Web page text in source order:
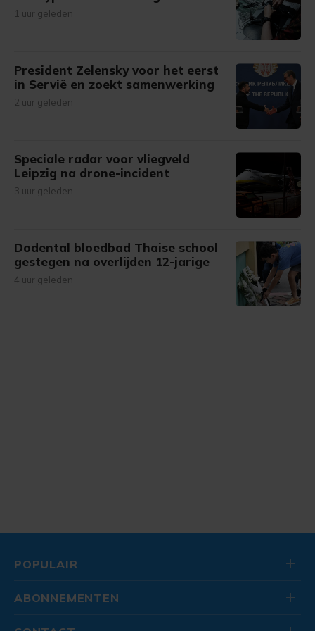
1 uur geleden
President Zelensky voor het eerst
in Servië en zoekt samenwerking
2 uur geleden
Speciale radar voor vliegveld
Leipzig na drone-incident
3 uur geleden
Dodental bloedbad Thaise school
gestegen na overlijden 12-jarige
4 uur geleden
POPULAIR
ABONNEMENTEN